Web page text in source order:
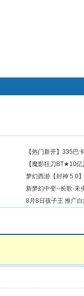
【热门新开】335巴
【魔影狂刀BT★10
梦幻西游【封神 5.0
新梦幻中变--长歌·未
8月8日孩子王 推广